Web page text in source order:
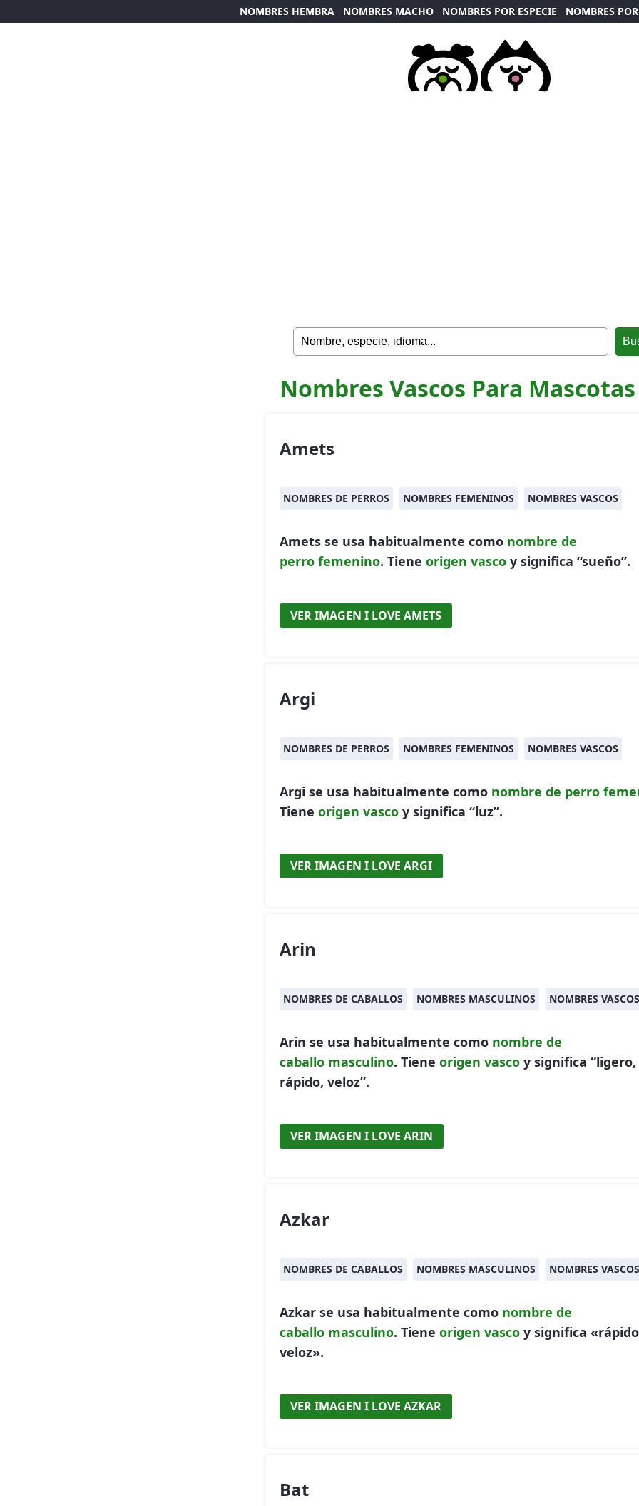
NOMBRES HEMBRA NOMBRES MACHO NOMBRES POR ESPECIE NOMBRES
Nombres Vascos Para Mascotas
Amets
NOMBRES DE PERROS NOMBRES FEMENINOS NOMBRES VASCOS
Amets se usa habitualmente como nombre de
perro femenino. Tiene origen vasco y significa “sueño”.
VER IMAGEN I LOVE AMETS
Argi
NOMBRES DE PERROS NOMBRES FEMENINOS NOMBRES VASCOS
Argi se usa habitualmente como nombre de perro
Tiene origen vasco y significa “luz”.
VER IMAGEN I LOVE ARGI
Arin
NOMBRES DE CABALLOS NOMBRES MASCULINOS NOMBRES VASCOS
Arin se usa habitualmente como nombre de
caballo masculino. Tiene origen vasco y significa “ligero,
rápido, veloz”.
VER IMAGEN I LOVE ARIN
Azkar
NOMBRES DE CABALLOS NOMBRES MASCULINOS NOMBRES VASCOS
Azkar se usa habitualmente como nombre de
caballo masculino. Tiene origen vasco y significa
veloz».
VER IMAGEN I LOVE AZKAR
Bat